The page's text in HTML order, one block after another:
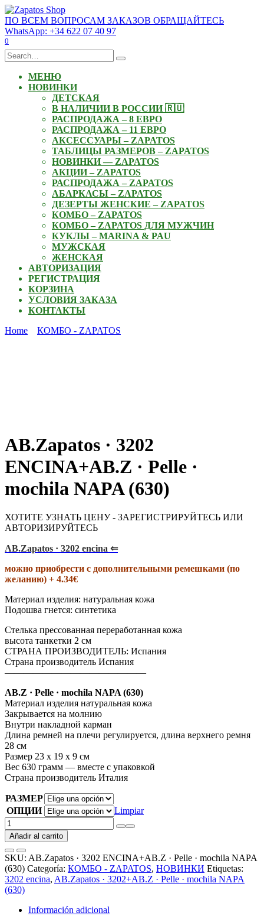
Skip
to
content
ПО ВСЕМ ВОПРОСАМ ЗАКАЗОВ ОБРАЩАЙТЕСЬ
WhatsApp: +34 622 07 40 97
0
Search
for:
МЕНЮ
НОВИНКИ
ДЕТСКАЯ
В НАЛИЧИИ В РОССИИ 🇷🇺
РАСПРОДАЖА – 8 ЕВРО
РАСПРОДАЖА – 11 ЕВРО
АКСЕССУАРЫ – ZAPATOS
ТАБЛИЦЫ РАЗМЕРОВ – ZAPATOS
НОВИНКИ — ZAPATOS
АКЦИИ – ZAPATOS
РАСПРОДАЖА – ZAPATOS
АБАРКАСЫ – ZAPATOS
ДЕЗЕРТЫ ЖЕНСКИЕ – ZAPATOS
КОМБО – ZAPATOS
КОМБО – ZAPATOS ДЛЯ МУЖЧИН
КУКЛЫ – MARINA & PAU
МУЖСКАЯ
ЖЕНСКАЯ
АВТОРИЗАЦИЯ
РЕГИСТРАЦИЯ
КОРЗИНА
УСЛОВИЯ ЗАКАЗА
КОНТАКТЫ
Home
КОМБО - ZAPATOS
AB.Zapatos · 3202
ENCINA+AB.Z · Pelle ·
mochila NAPA (630)
ХОТИТЕ УЗНАТЬ ЦЕНУ - ЗАРЕГИСТРИРУЙТЕСЬ ИЛИ
АВТОРИЗИРУЙТЕСЬ
AB.Zapatos · 3202 encina ⇐
можно приобрести с дополнительными ремешками (по
желанию) + 4.34€
Материал изделия: натуральная кожа
Подошва гнется: синтетика
Стелька прессованная переработанная кожа
высота танкетки 2 см
СТРАНА ПРОИЗВОДИТЕЛЬ: Испания
Страна производитель Испания
———————————————
AB.Z · Pelle · mochila NAPA (630)
Материал изделия натуральная кожа
Закрывается на молнию
Внутри накладной карман
Длина ремней на плечи регулируется, длина верхнего ремня
28 см
Размер 23 х 19 х 9 см
Вес 630 грамм — вместе с упаковкой
Страна производитель Италия
РАЗМЕР
ОПЦИИ
Limpiar
AB.Zapatos
·
3202
ENCINA+AB.Z
·
Pelle
·
mochila
NAPA
Añadir al carrito
SKU: AB.Zapatos · 3202 ENCINA+AB.Z · Pelle · mochila NAPA
(630) Categoría: КОМБО - ZAPATOS, НОВИНКИ Etiquetas:
3202 encina, AB.Zapatos · 3202+AB.Z · Pelle · mochila NAPA
(630)
Información adicional